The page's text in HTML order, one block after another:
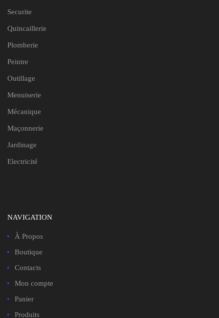
Securite
Quincaillerie
Plomberie
Peintre
Outillage
Menuiserie
Mécanique
Maçonnerie
Jardinage
Electricité
NAVIGATION
À Propos
Boutique
Contacts
Mon compte
Panier
Produits